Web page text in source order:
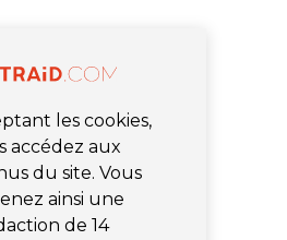
les cookies,
accédez aux
du site. Vous
ainsi une
de 14